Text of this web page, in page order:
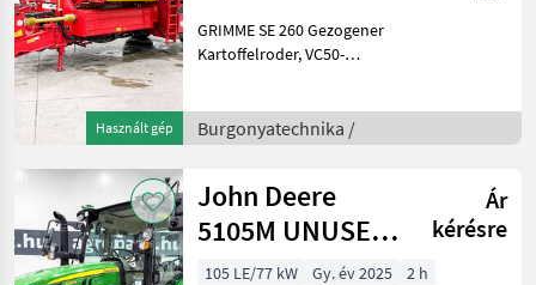
Használt gép
GRIMME SE 260 Gezogener
Kartoffelroder, VC50-
Bunker,
Druckluftbremsanlage, 484
Gewicht: 11000 kg
Burgonyatechnika /
John Deere
5105M UNUSED
Powr8 Eco 32/16
Ár
kérésre
105 LE/77 kW Gy. év 2025 2 h